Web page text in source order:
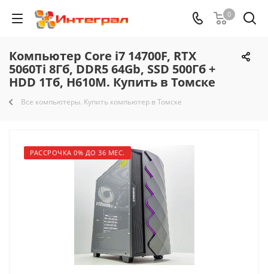
0
Компьютер Core i7 14700F, RTX
5060Ti 8Гб, DDR5 64Gb, SSD 500Гб +
HDD 1Тб, H610M. Купить в Томске
Все компьютеры. Купить компьютер в Томске
РАССРОЧКА 0% ДО 36 МЕС.